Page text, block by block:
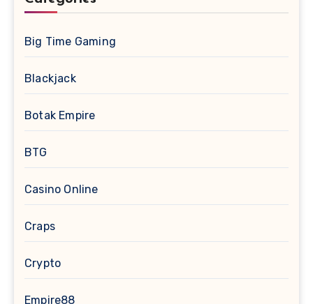
Big Time Gaming
Blackjack
Botak Empire
BTG
Casino Online
Craps
Crypto
Empire88